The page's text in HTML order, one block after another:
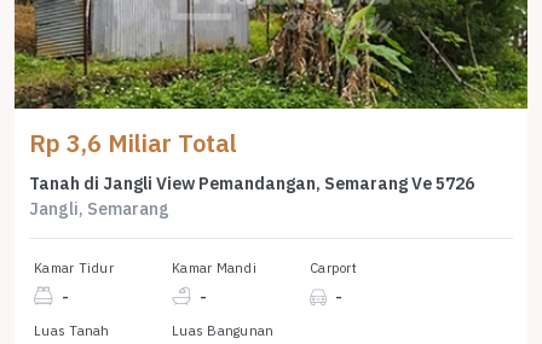
Rp 3,6 Miliar Total
Tanah di Jangli View Pemandangan, Semarang Ve 5726
Jangli, Semarang
Kamar Tidur
-
Kamar Mandi
-
Carport
-
Luas Tanah Luas Bangunan